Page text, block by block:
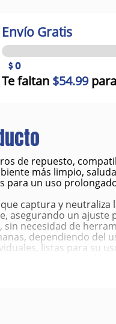
Envío Gratis
$ 0
Te faltan $54.99
de repuesto,
más limpio,
para un uso
captura y
asegurando un
sin necesidad de
dependiendo del
listas para su
por la orina y las heces